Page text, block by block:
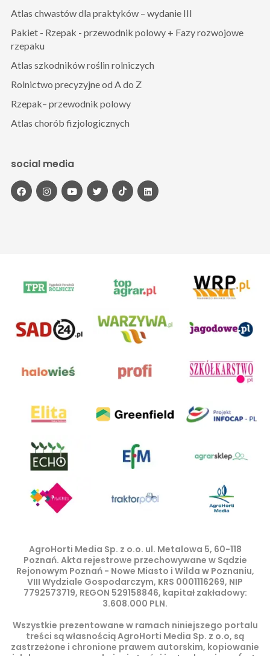
Atlas chwastów dla praktyków – wydanie III
Pakiet - Rzepak - przewodnik polowy + Fazy rozwojowe
rzepaku
Atlas szkodników roślin rolniczych
Rolnictwo precyzyjne od A do Z
Rzepak– przewodnik polowy
Atlas chorób fizjologicznych
social media
AgroHorti Media Sp. z o.o. ul. Metalowa 5, 60-118
Poznań. Akta rejestrowe przechowywane w Sądzie
Rejonowym Poznań - Nowe Miasto i Wilda w Poznaniu,
VIII Wydziale Gospodarczym, KRS 0001116269, NIP
7792573719, REGON 529158846, kapitał zakładowy:
3.608.000 PLN.
Wszystkie prezentowane w ramach niniejszego portalu
treści są własnością AgroHorti Media Sp. z o.o, są
zastrzeżone i chronione prawem autorskim, kopiowanie